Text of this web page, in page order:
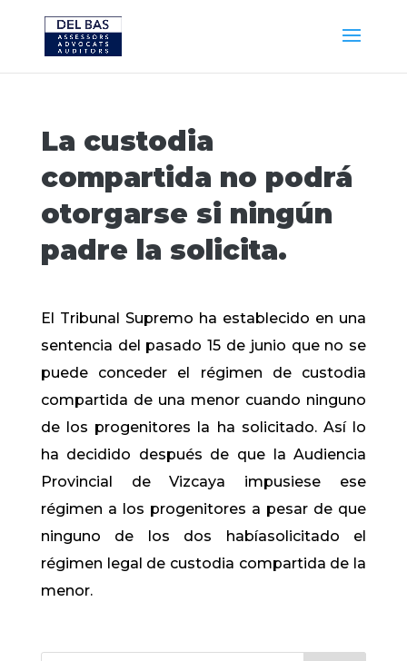
La custodia
compartida no podrá
otorgarse si ningún
padre la solicita.
El Tribunal Supremo ha establecido en una
sentencia del pasado 15 de junio que no se
puede conceder el régimen de custodia
compartida de una menor cuando ninguno
de los progenitores la ha solicitado. Así lo
ha decidido después de que la Audiencia
Provincial de Vizcaya impusiese ese
régimen a los progenitores a pesar de que
ninguno de los dos habíasolicitado el
régimen legal de custodia compartida de la
menor.